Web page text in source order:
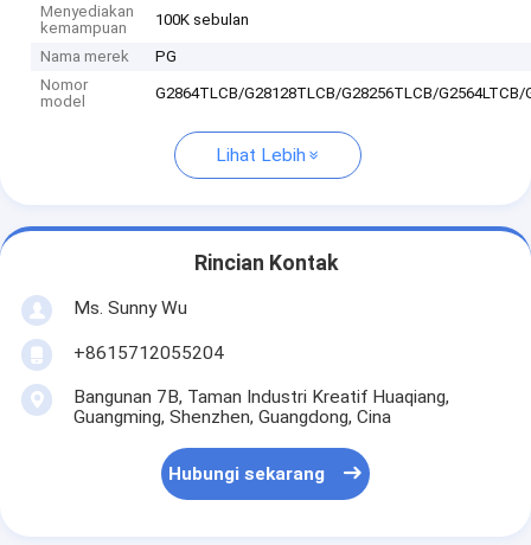
Menyediakan
kemampuan
100K sebulan
Nama merek
PG
Nomor
model
G2864TLCB/G28128TLCB/G28256TLCB/G2564LTCB/
Lihat Lebih
Rincian Kontak
Ms. Sunny Wu
+8615712055204
Bangunan 7B, Taman Industri Kreatif Huaqiang,
Guangming, Shenzhen, Guangdong, Cina
Hubungi sekarang